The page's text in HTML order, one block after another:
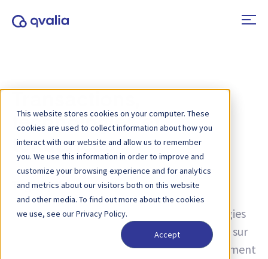
This website stores cookies on your computer. These
cookies are used to collect information about how you
interact with our website and allow us to remember
you. We use this information in order to improve and
customize your browsing experience and for analytics
and metrics about our visitors both on this website
and other media. To find out more about the cookies
we use, see our Privacy Policy.
Accept
technologies et
tendances
Tag :Spiltan Invest
Des idées sur les transactions, les technologies
et les tendances, ainsi que des informations sur
les mises à jour de produits. Découvrez comment